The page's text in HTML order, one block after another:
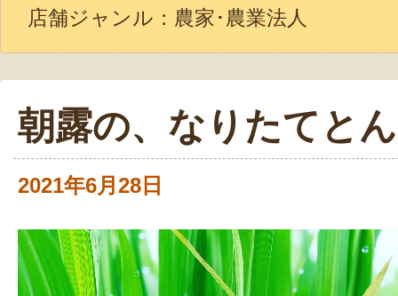
店舗ジャンル： 農家･農業法人
朝露の、なりたてと
2021年6月28日